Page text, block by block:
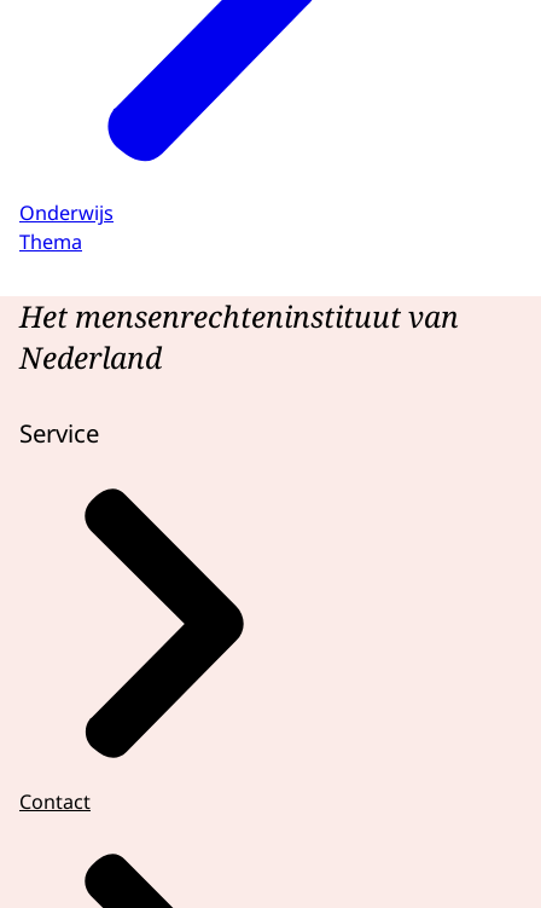
Onderwijs
Thema
Het mensenrechteninstituut van
Nederland
Service
Contact